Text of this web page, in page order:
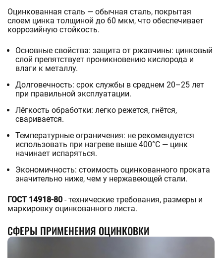
Лента стальная
Монель лента
Циркониевая лента
Оцинкованная сталь — обычная сталь, покрытая
слоем цинка толщиной до 60 мкм, что обеспечивает
коррозийную стойкость.
Основные свойства: защита от ржавчины: цинковый
слой препятствует проникновению кислорода и
влаги к металлу.
Долговечность: срок службы в среднем 20–25 лет
при правильной эксплуатации.
Лёгкость обработки: легко режется, гнётся,
сваривается.
Температурные ограничения: не рекомендуется
использовать при нагреве выше 400°C — цинк
начинает испаряться.
Экономичность: стоимость оцинкованного проката
значительно ниже, чем у нержавеющей стали.
ГОСТ 14918-80 - технические требования, размеры и
маркировку оцинкованного листа.
СФЕРЫ ПРИМЕНЕНИЯ ОЦИНКОВКИ